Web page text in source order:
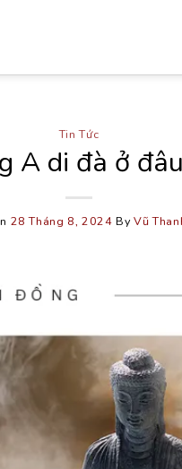
Tin Tức
A di đà ở
28 Tháng 8, 2024 ByVũ